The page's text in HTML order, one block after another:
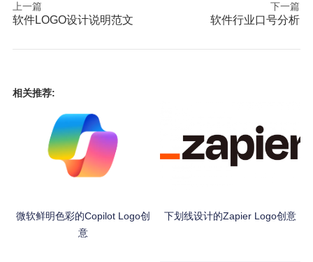
上一篇
软件LOGO设计说明范文
下一篇
软件行业口号分析
相关推荐:
微软鲜明色彩的Copilot Logo创
意
下划线设计的Zapier Logo创意